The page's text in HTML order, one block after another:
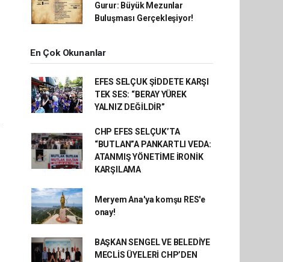
Gurur: Büyük Mezunlar
Buluşması Gerçekleşiyor!
En Çok Okunanlar
EFES SELÇUK ŞİDDETE KARŞI
TEK SES: “BERAY YÜREK
YALNIZ DEĞİLDİR”
CHP EFES SELÇUK’TA
“BUTLAN”A PANKARTLI VEDA:
ATANMIŞ YÖNETİME İRONİK
KARŞILAMA
Meryem Ana'ya komşu RES'e
onay!
BAŞKAN SENGEL VE BELEDİYE
MECLİS ÜYELERİ CHP’DEN